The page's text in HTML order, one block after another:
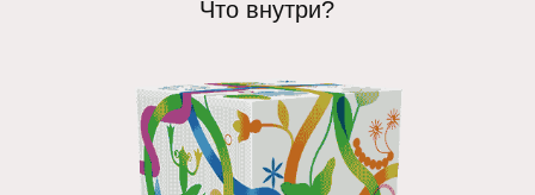
БРОДИЛКА-ГОВОРИЛКА